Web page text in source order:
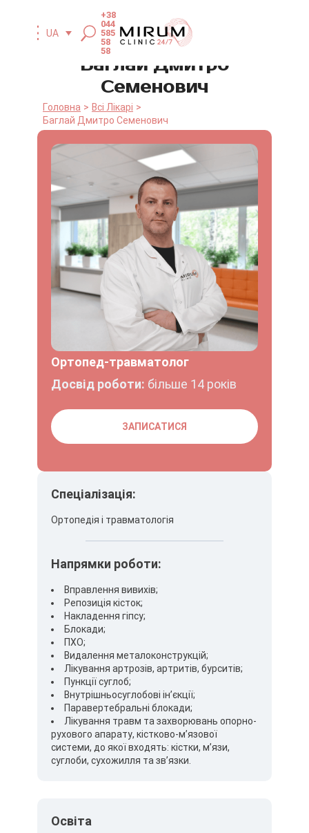
UA
+38
044
585
58
58
Баглай Дмитро
Семенович
Головна
Всі Лікарі
Баглай Дмитро Семенович
Ортопед-травматолог
Досвід роботи: більше 14 років
ЗАПИСАТИСЯ
Спеціалізація:
Ортопедія і травматологія
Напрямки роботи:
Вправлення вивихів;
Репозиція кісток;
Накладення гіпсу;
Блокади;
ПХО;
Видалення металоконструкцій;
Лікування артрозів, артритів, бурситів;
Пункції суглоб;
Внутрішньосуглобові ін’єкції;
Паравертебральні блокади;
Лікування травм та захворювань опорно-
рухового апарату, кістково-м’язової
системи, до якої входять: кістки, м’язи,
суглоби, сухожилля та зв’язки.
Освіта